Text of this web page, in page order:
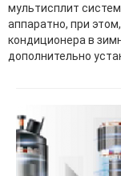
мультисплит
аппаратно, при
кондиционера в
дополнительно